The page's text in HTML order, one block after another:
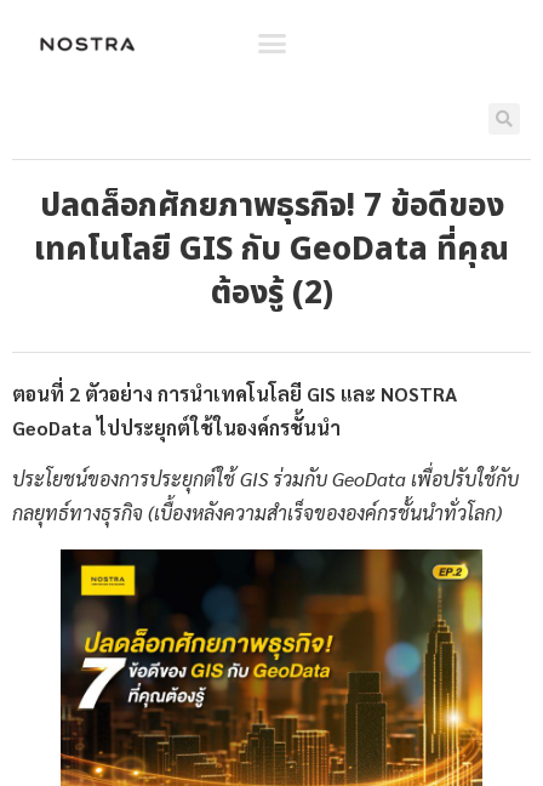
ปลดล็อกศักยภาพธุรกิจ! 7 ข้อดีของ
เทคโนโลยี GIS กับ GeoData ที่คุณ
ต้องรู้ (2)
ตอนที่ 2 ตัวอย่าง การนำเทคโนโลยี GIS และ NOSTRA
GeoData ไปประยุกต์ใช้ในองค์กรชั้นนำ
ประโยชน์ของการประยุกต์ใช้ GIS ร่วมกับ GeoData เพื่อปรับใช้กับ
กลยุทธ์ทางธุรกิจ (เบื้องหลังความสำเร็จขององค์กรชั้นนำทั่วโลก)